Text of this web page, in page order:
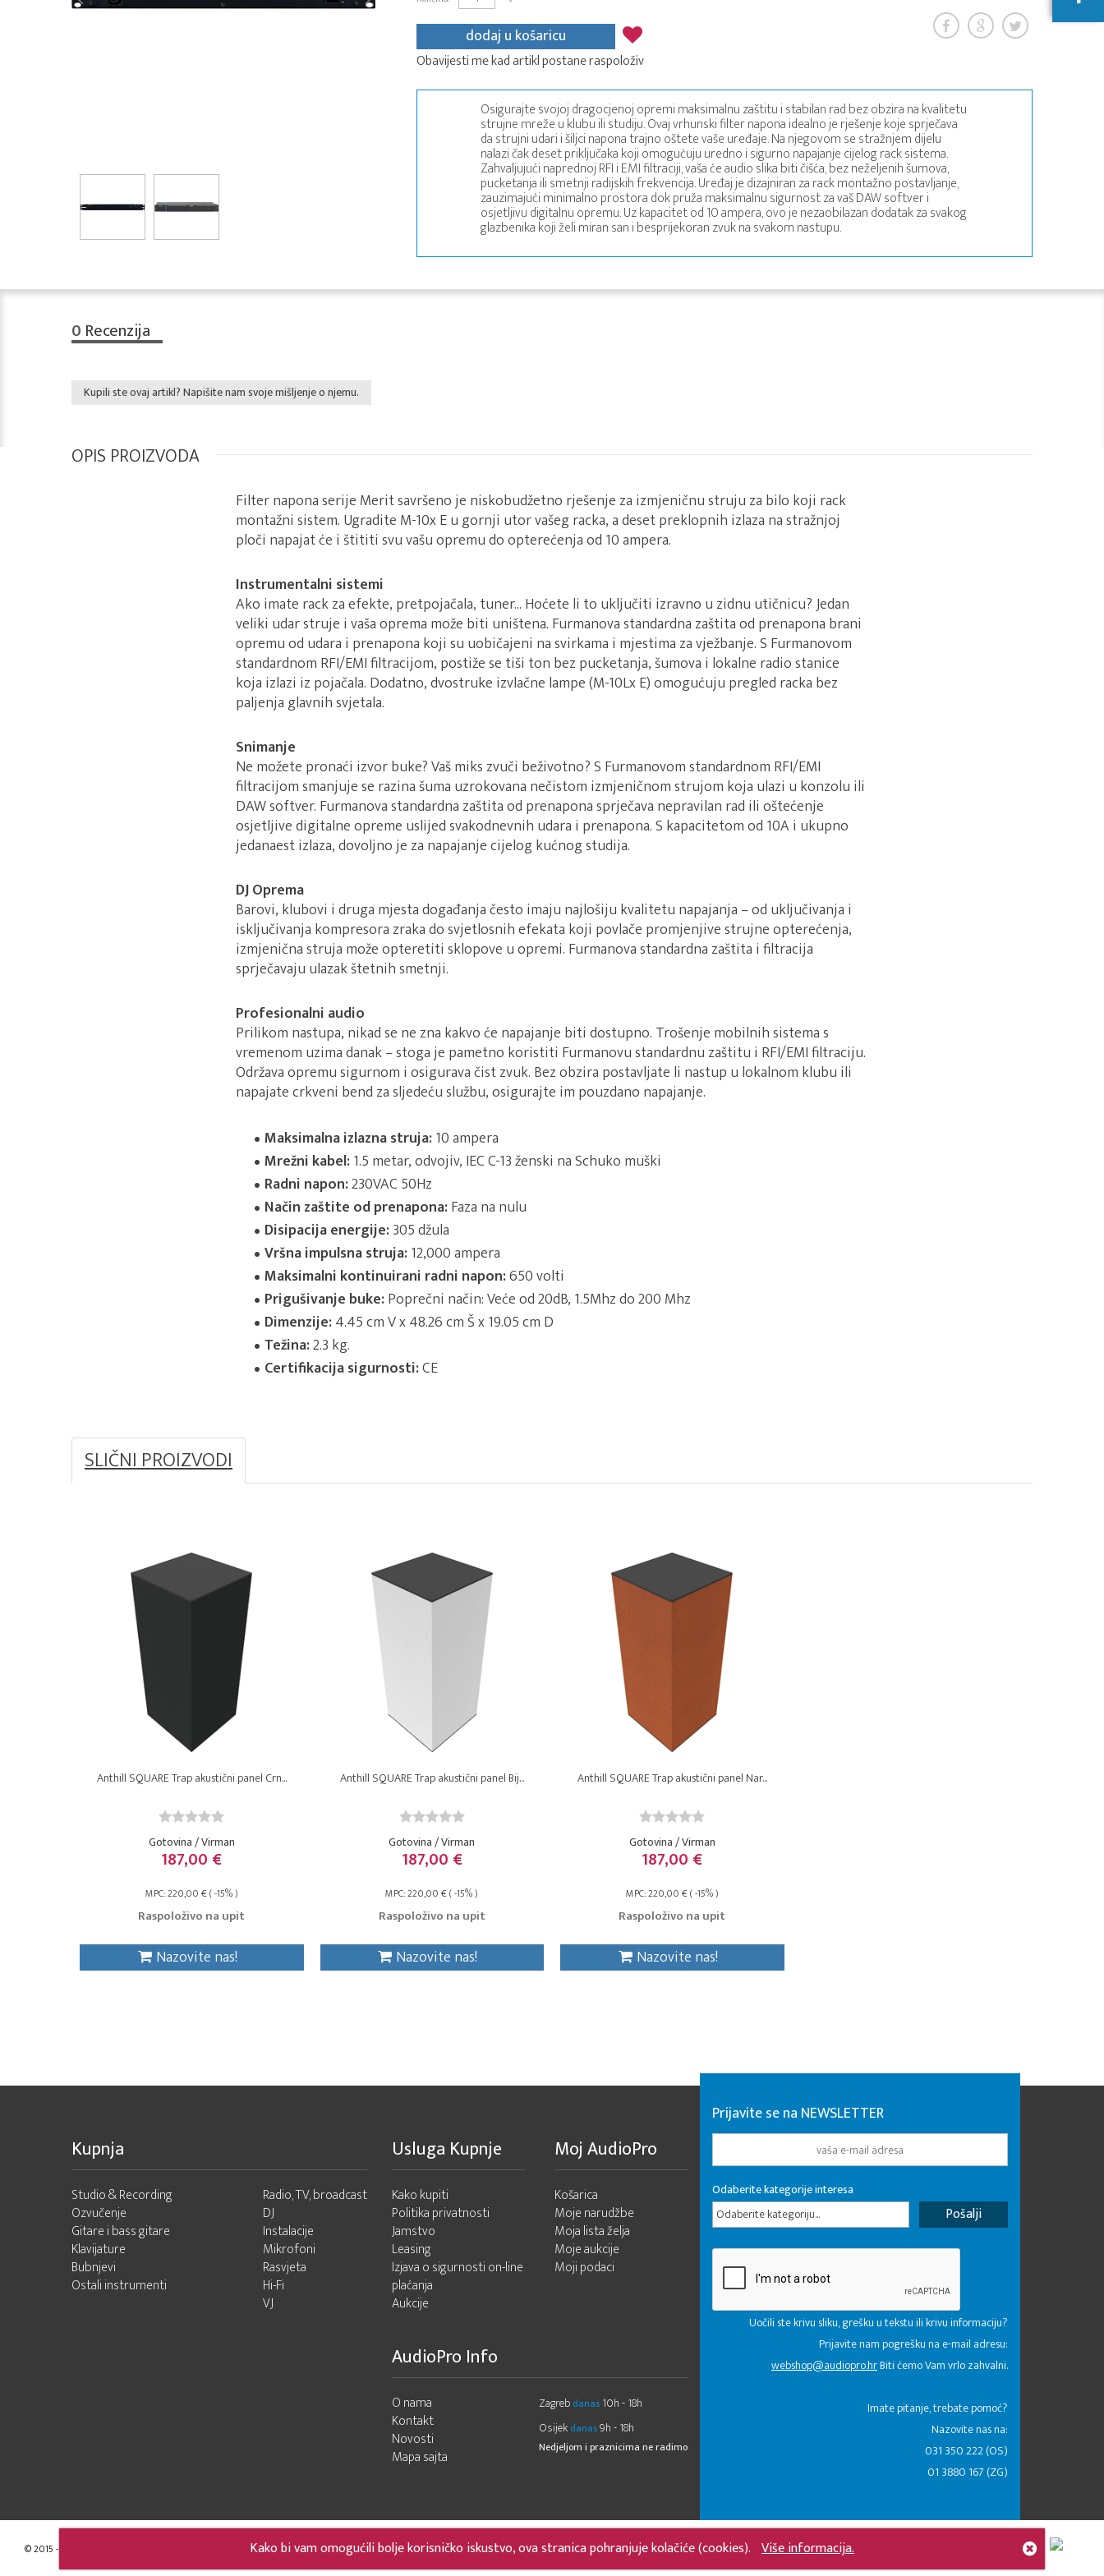
dodaj u košaricu
Obavijesti me kad artikl postane raspoloživ
Osigurajte svojoj dragocjenoj opremi maksimalnu zaštitu i stabilan rad bez obzira na kvalitetu
strujne mreže u klubu ili studiju. Ovaj vrhunski filter napona idealno je rješenje koje sprječava
da strujni udari i šiljci napona trajno oštete vaše uređaje. Na njegovom se stražnjem dijelu
nalazi čak deset priključaka koji omogućuju uredno i sigurno napajanje cijelog rack sistema.
Zahvaljujući naprednoj RFI i EMI filtraciji, vaša će audio slika biti čišća, bez neželjenih šumova,
pucketanja ili smetnji radijskih frekvencija. Uređaj je dizajniran za rack montažno postavljanje,
zauzimajući minimalno prostora dok pruža maksimalnu sigurnost za vaš DAW softver i
osjetljivu digitalnu opremu. Uz kapacitet od 10 ampera, ovo je nezaobilazan dodatak za svakog
glazbenika koji želi miran san i besprijekoran zvuk na svakom nastupu.
0 Recenzija
Kupili ste ovaj artikl? Napišite nam svoje mišljenje o njemu.
OPIS PROIZVODA
Filter napona serije Merit savršeno je niskobudžetno rješenje za izmjeničnu struju za bilo koji rack
montažni sistem. Ugradite M-10x E u gornji utor vašeg racka, a deset preklopnih izlaza na stražnjoj
ploči napajat će i štititi svu vašu opremu do opterećenja od 10 ampera.
Instrumentalni sistemi
Ako imate rack za efekte, pretpojačala, tuner... Hoćete li to uključiti izravno u zidnu utičnicu? Jedan
veliki udar struje i vaša oprema može biti uništena. Furmanova standardna zaštita od prenapona brani
opremu od udara i prenapona koji su uobičajeni na svirkama i mjestima za vježbanje. S Furmanovom
standardnom RFI/EMI filtracijom, postiže se tiši ton bez pucketanja, šumova i lokalne radio stanice
koja izlazi iz pojačala. Dodatno, dvostruke izvlačne lampe (M-10Lx E) omogućuju pregled racka bez
paljenja glavnih svjetala.
Snimanje
Ne možete pronaći izvor buke? Vaš miks zvuči beživotno? S Furmanovom standardnom RFI/EMI
filtracijom smanjuje se razina šuma uzrokovana nečistom izmjeničnom strujom koja ulazi u konzolu ili
DAW softver. Furmanova standardna zaštita od prenapona sprječava nepravilan rad ili oštećenje
osjetljive digitalne opreme uslijed svakodnevnih udara i prenapona. S kapacitetom od 10A i ukupno
jedanaest izlaza, dovoljno je za napajanje cijelog kućnog studija.
DJ Oprema
Barovi, klubovi i druga mjesta događanja često imaju najlošiju kvalitetu napajanja – od uključivanja i
isključivanja kompresora zraka do svjetlosnih efekata koji povlače promjenjive strujne opterećenja,
izmjenična struja može opteretiti sklopove u opremi. Furmanova standardna zaštita i filtracija
sprječavaju ulazak štetnih smetnji.
Profesionalni audio
Prilikom nastupa, nikad se ne zna kakvo će napajanje biti dostupno. Trošenje mobilnih sistema s
vremenom uzima danak – stoga je pametno koristiti Furmanovu standardnu zaštitu i RFI/EMI filtraciju.
Održava opremu sigurnom i osigurava čist zvuk. Bez obzira postavljate li nastup u lokalnom klubu ili
napajate crkveni bend za sljedeću službu, osigurajte im pouzdano napajanje.
Maksimalna izlazna struja:10 ampera
Mrežni kabel:1.5 metar, odvojiv, IEC C-13 ženski na Schuko muški
Radni napon:230VAC 50Hz
Način zaštite od prenapona:Faza na nulu
Disipacija energije:305 džula
Vršna impulsna struja:12,000 ampera
Maksimalni kontinuirani radni napon:650 volti
Prigušivanje buke:Poprečni način: Veće od 20dB, 1.5Mhz do 200 Mhz
Dimenzije:4.45 cm V x 48.26 cm Š x 19.05 cm D
Težina:2.3 kg.
Certifikacija sigurnosti:CE
SLIČNI PROIZVODI
Anthill SQUARE Trap akustični panel Crn...
Gotovina / Virman
187,00 €
MPC: 220,00 € ( -15% )
Raspoloživo na upit
Nazovite nas!
Anthill SQUARE Trap akustični panel Bij...
Gotovina / Virman
187,00 €
MPC: 220,00 € ( -15% )
Raspoloživo na upit
Nazovite nas!
Anthill SQUARE Trap akustični panel Nar...
Gotovina / Virman
187,00 €
MPC: 220,00 € ( -15% )
Raspoloživo na upit
Nazovite nas!
Kako bi vam omogućili bolje korisničko iskustvo, ova stranica pohranjuje kolačiće (cookies). Više informacija.
Kupnja
Studio & Recording
Ozvučenje
Gitare i bass gitare
Klavijature
Bubnjevi
Ostali instrumenti
Radio, TV, broadcast
DJ
Instalacije
Mikrofoni
Rasvjeta
Hi-Fi
VJ
Usluga Kupnje
Kako kupiti
Politika privatnosti
Jamstvo
Leasing
Izjava o sigurnosti on-line
plaćanja
Aukcije
Moj AudioPro
Košarica
Moje narudžbe
Moja lista želja
Moje aukcije
Moji podaci
AudioPro Info
O nama
Kontakt
Novosti
Mapa sajta
Zagreb danas 10h - 18h
Osijek danas9h - 18h
Nedjeljom i praznicima ne radimo
Prijavite se na NEWSLETTER
Odaberite kategorije interesa
Odaberite kategoriju...
Uočili ste krivu sliku, grešku u tekstu ili krivu informaciju?
Prijavite nam pogrešku na e-mail adresu:
webshop@audiopro.hrBiti ćemo Vam vrlo zahvalni.
​Imate pitanje, trebate pomoć?
Nazovite nas na:
031 350 222 (OS)
01 3880 167 (ZG)
© 2015 - 2026 Audio Pro Artist Developed by LABNET.RS